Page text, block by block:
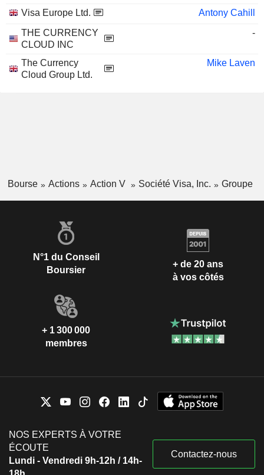
Visa Europe Ltd.
Antony Cahill
THE CURRENCY
CLOUD INC
-
The Currency
Cloud Group Ltd.
Mike Laven
Bourse Actions Action V Société Visa, Inc. Groupe
N°1 du Conseil
Boursier
+ de 20 ans
à vos côtés
+ 1 300 000
membres
NOS EXPERTS À VOTRE
ÉCOUTE
Lundi - Vendredi 9h-12h / 14h-
Contactez-nous